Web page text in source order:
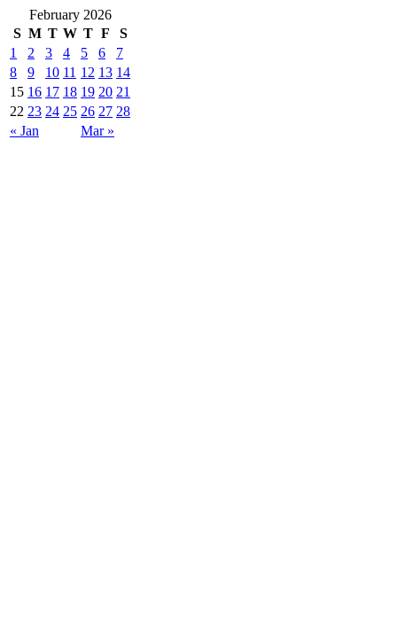
February 2026
S M T W T F S
« Jan Mar »
1 2 3 4 5 6
7
8
9 10 11 12 13 14
15 16 17 18 19 20 21
22 23 24 25 26 27 28